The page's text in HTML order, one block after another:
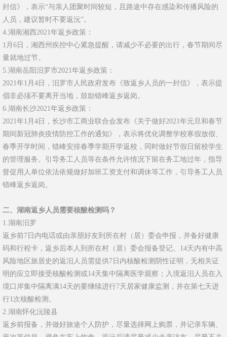
封信》，表示“与亲人团聚时间较短，且路途中存在感染和传播风险的
人员，建议暂时不要返沅”。
4.湖南湘西2021年返乡政策：
1月6日，湘西州疾控中心紧急提醒，请减少不必要的出行，春节期间尽
量就地过节。
5.湖南岳阳汨罗市2021年返乡政策：
2021年1月4日，汨罗市人民政府发布《致返乡人员的一封信》，表示提
倡非必须不要离开当地，鼓励错峰返乡返岗。
6.湖南长沙2021年返乡政策：
2021年1月4日，长沙市工商业联合会发布《关于做好2021年元旦和春节
期间新冠肺炎疫情防控工作的通知》，表示将优化调整学校寒假放假、
春季开学时间，错峰安排春季学期开学返校，同时做好节假日留校学生
的管理服务。引导务工人员等在条件允许情况下留在务工地过年，指导
督促用人单位依法依规做好加班工资支付和调休等工作，引导务工人员
错峰返乡返岗。
二、湖南返乡人员需要核酸检测吗？
1.湖南汨罗
返乡前7日内电话或由亲朋好友到所在村（居）委会申报，并备好健康
码和行程卡，返乡后本人到所在村（居）委会报备登记。14天内有中高
风险地区旅居史的返汨人员需提供7日内核酸检测阴性证明，无相关证
明的应立即接受核酸检测或14天集中隔离医学观察；入境返汨人员在入
境口岸集中隔离满14天的要继续进行7天居家健康监测，并在第七天进
行1次核酸检测。
2.湖南怀化沅陵县
返乡前报备，并做好旅途个人防护，尽量选择网上购票，并记录车辆、